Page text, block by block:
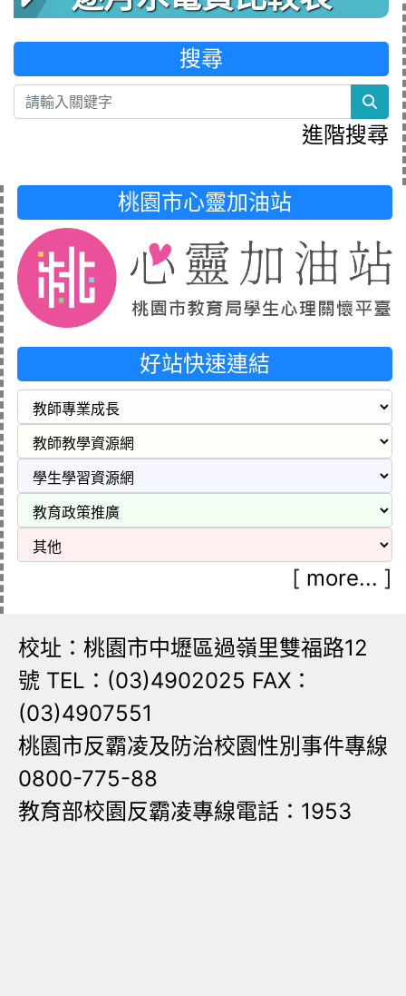
搜尋
進階搜尋
桃園市心靈加油站
好站快速連結
[ more... ]
校址：桃園市中壢區過嶺里雙福路12
號 TEL：(03)4902025 FAX：
(03)4907551
桃園市反霸凌及防治校園性別事件專線
0800-775-88
教育部校園反霸凌專線電話：1953